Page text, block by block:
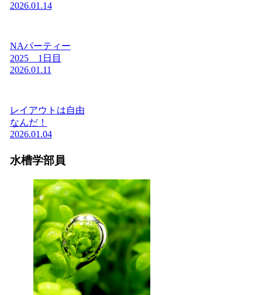
2026.01.14
NAパーティー
2025 1日目
2026.01.11
レイアウトは自由
なんだ！
2026.01.04
水槽学部員